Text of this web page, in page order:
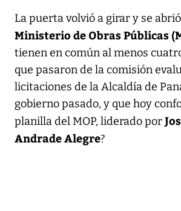
La puerta volvió a girar y se
Ministerio de Obras Públicas
tienen en común al menos
que pasaron de la comisión
licitaciones de la Alcaldía de
gobierno pasado, y que hoy
planilla del MOP, liderado por
Andrade Alegre?